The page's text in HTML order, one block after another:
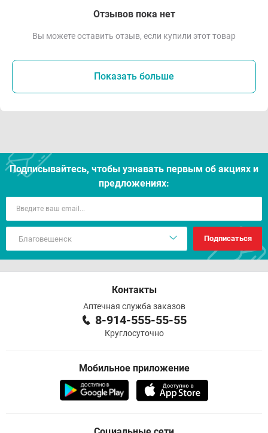
Отзывов пока нет
Вы можете оставить отзыв, если купили этот товар
Показать больше
Подписывайтесь, чтобы узнавать первым об акцияx и
предложениях:
Подписаться
Контакты
Аптечная служба заказов
8-914-555-55-55
Круглосуточно
Мобильное приложение